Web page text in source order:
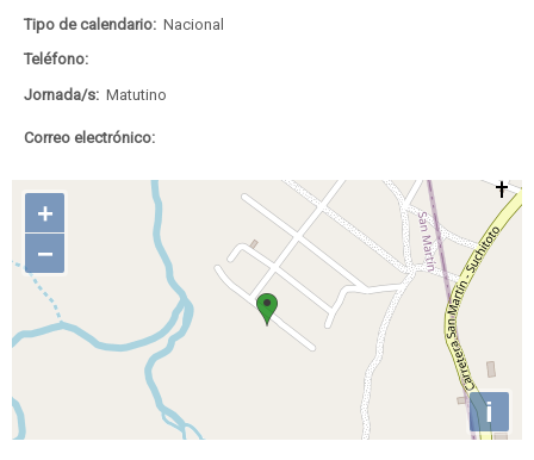
Tipo de calendario: Nacional
Teléfono:
Jornada/s: Matutino
Correo electrónico: